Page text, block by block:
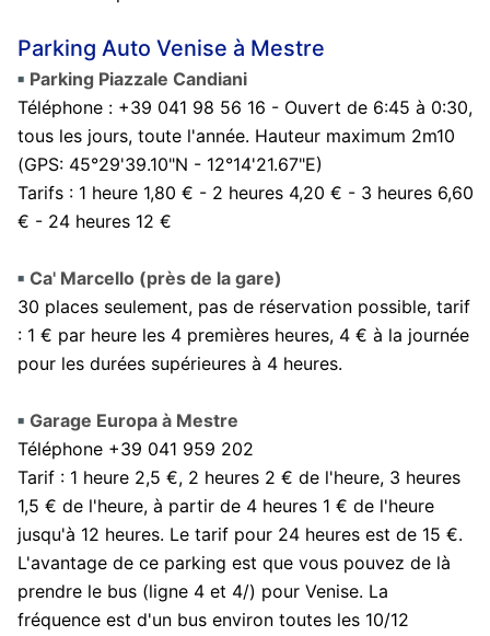
Parking Auto Venise à Mestre
Parking Piazzale Candiani
Téléphone : +39 041 98 56 16 - Ouvert de 6:45 à 0:30,
tous les jours, toute l'année. Hauteur maximum 2m10
(GPS: 45°29'39.10"N - 12°14'21.67"E)
Tarifs : 1 heure 1,80 € - 2 heures 4,20 € - 3 heures 6,60
€ - 24 heures 12 €
Ca' Marcello (près de la gare)
30 places seulement, pas de réservation possible, tarif
: 1 € par heure les 4 premières heures, 4 € à la journée
pour les durées supérieures à 4 heures.
Garage Europa à Mestre
Téléphone +39 041 959 202
Tarif : 1 heure 2,5 €, 2 heures 2 € de l'heure, 3 heures
1,5 € de l'heure, à partir de 4 heures 1 € de l'heure
jusqu'à 12 heures. Le tarif pour 24 heures est de 15 €.
L'avantage de ce parking est que vous pouvez de là
prendre le bus (ligne 4 et 4/) pour Venise. La
fréquence est d'un bus environ toutes les 10/12